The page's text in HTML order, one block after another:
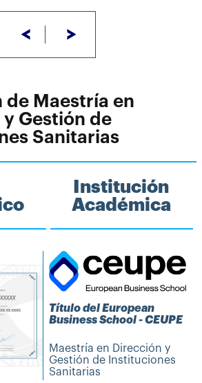
< >
de Maestría en
y Gestión de
Sanitarias
Institución
Académica
Título del European
Business School - CEUPE
Maestría en Dirección y
Gestión de Instituciones
Sanitarias